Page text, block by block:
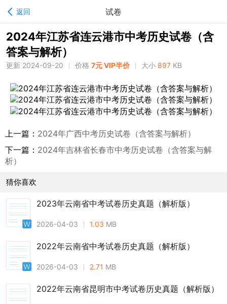
返回 试卷
2024年江苏省连云港市中考历史试卷（含
答案与解析）
更新 2024-09-20 价格 7元 VIP半价 大小 897 KB
上一篇： 2024年广西中考历史试卷（含答案与解析）
下一篇： 2024年吉林省长春市中考历史试卷（含答案与解
析）
猜你喜欢
2023年云南省中考试卷历史真题（解析版）
2026-04-03 1.03 MB
2022年云南省中考试卷历史真题（解析版）
2026-04-03 2.71 MB
2022年云南省昆明市中考试卷历史真题（解析版）